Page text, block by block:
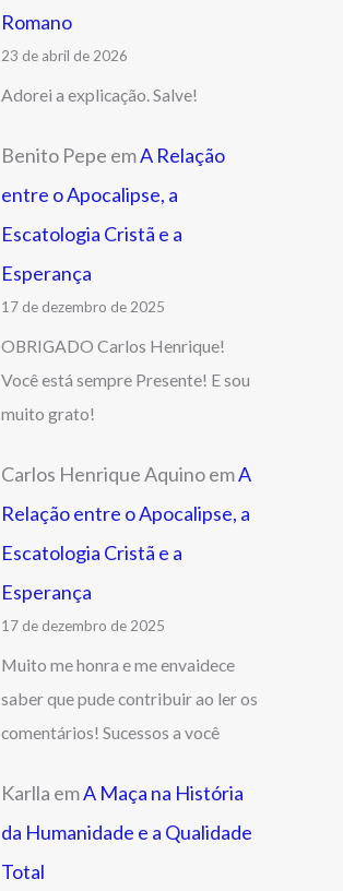
Romano
23 de abril de 2026
Adorei a explicação. Salve!
Benito Pepe emA Relação
entre o Apocalipse, a
Escatologia Cristã e a
Esperança
17 de dezembro de 2025
OBRIGADO Carlos Henrique!
Você está sempre Presente! E sou
muito grato!
Carlos Henrique AquinoemA
Relação entre o Apocalipse, a
Escatologia Cristã e a
Esperança
17 de dezembro de 2025
Muito me honra e me envaidece
saber que pude contribuir ao ler os
comentários! Sucessos a você
Karlla emA Maça na História
da Humanidade e a Qualidade
Total